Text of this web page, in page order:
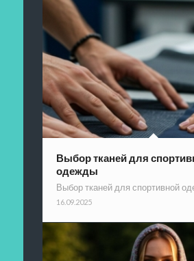
Выбор тканей для
одежды
Выбор тканей для спортивной
16.09.2025